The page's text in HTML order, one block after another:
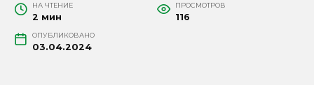
НА ЧТЕНИЕ
2 мин
ПРОСМОТРОВ
116
ОПУБЛИКОВАНО
03.04.2024